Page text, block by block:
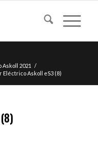
2021
/
Eléctrico Askoll eS3 (8)